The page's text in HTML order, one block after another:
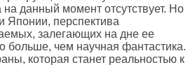
на данный момент отсутствует. Но
Японии, перспектива
залегающих на дне ее
больше, чем научная фантастика.
которая станет реальностью к